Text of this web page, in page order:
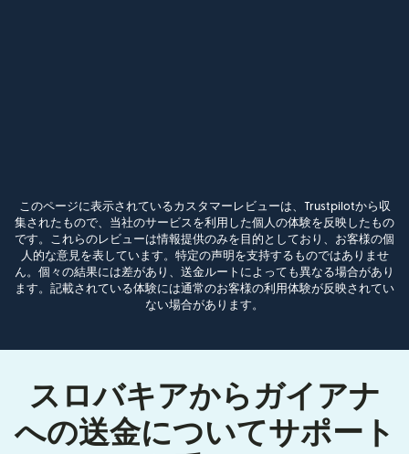
このページに表示されているカスタマーレビューは、Trustpilotから収
集されたもので、当社のサービスを利用した個人の体験を反映したもの
です。これらのレビューは情報提供のみを目的としており、お客様の個
人的な意見を表しています。特定の声明を支持するものではありませ
ん。個々の結果には差があり、送金ルートによっても異なる場合があり
ます。記載されている体験には通常のお客様の利用体験が反映されてい
ない場合があります。
スロバキアからガイアナ
への送金についてサポート